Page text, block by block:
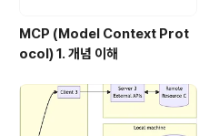
MCP (Model Context Prot
ocol) 1. 개념 이해